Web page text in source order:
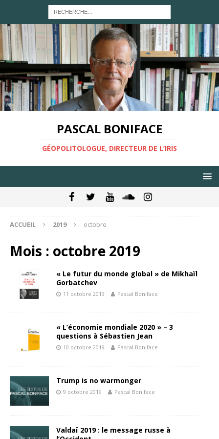
PASCAL BONIFACE
GÉOPOLITOLOGUE, DIRECTEUR DE L’IRIS
ACCUEIL 2019 octobre
Mois : octobre 2019
« Le futur du monde global » de Mikhaïl
Gorbatchev
11 octobre 2019 Pascal Boniface
« L’économie mondiale 2020 » – 3
questions à Sébastien Jean
10 octobre 2019 Pascal Boniface
Trump is no warmonger
9 octobre 2019 Pascal Boniface
Valdaï 2019 : le message russe à